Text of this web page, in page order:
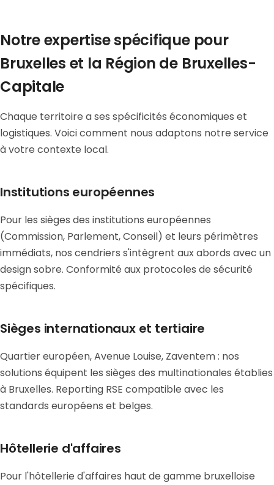
Notre expertise spécifique pour
Bruxelles et la Région de Bruxelles-
Capitale
Chaque territoire a ses spécificités économiques et
logistiques. Voici comment nous adaptons notre service
à votre contexte local.
Institutions européennes
Pour les sièges des institutions européennes
(Commission, Parlement, Conseil) et leurs périmètres
immédiats, nos cendriers s'intègrent aux abords avec un
design sobre. Conformité aux protocoles de sécurité
spécifiques.
Sièges internationaux et tertiaire
Quartier européen, Avenue Louise, Zaventem : nos
solutions équipent les sièges des multinationales établies
à Bruxelles. Reporting RSE compatible avec les
standards européens et belges.
Hôtellerie d'affaires
Pour l'hôtellerie d'affaires haut de gamme bruxelloise